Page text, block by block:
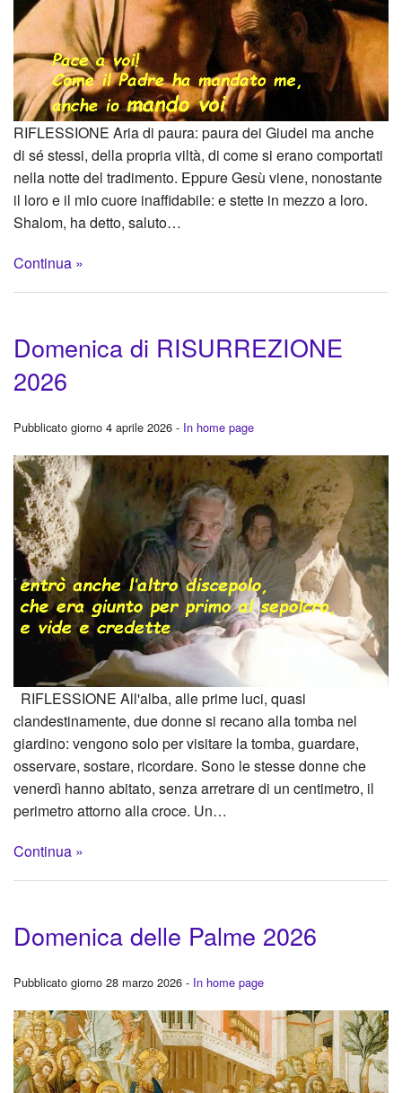
RIFLESSIONE Aria di paura: paura dei Giudei ma anche
di sé stessi, della propria viltà, di come si erano comportati
nella notte del tradimento. Eppure Gesù viene, nonostante
il loro e il mio cuore inaffidabile: e stette in mezzo a loro.
Shalom, ha detto, saluto…
Continua »
Domenica di RISURREZIONE
2026
Pubblicato giorno 4 aprile 2026 - In home page
RIFLESSIONE All'alba, alle prime luci, quasi
clandestinamente, due donne si recano alla tomba nel
giardino: vengono solo per visitare la tomba, guardare,
osservare, sostare, ricordare. Sono le stesse donne che
venerdì hanno abitato, senza arretrare di un centimetro, il
perimetro attorno alla croce. Un…
Continua »
Domenica delle Palme 2026
Pubblicato giorno 28 marzo 2026 - In home page